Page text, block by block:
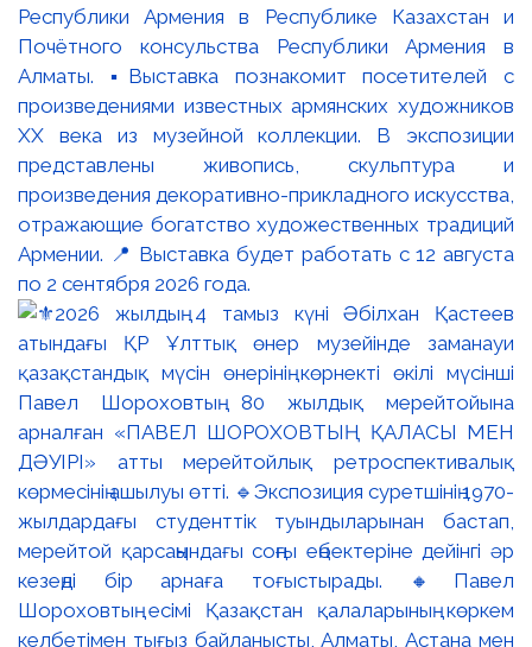
Республики Армения в Республике Казахстан и
Почётного консульства Республики Армения в
Алматы. ▪️Выставка познакомит посетителей с
произведениями известных армянских художников
XX века из музейной коллекции. В экспозиции
представлены живопись, скульптура и
произведения декоративно-прикладного искусства,
отражающие богатство художественных традиций
Армении. 📍 Выставка будет работать с 12 августа
по 2 сентября 2026 года.